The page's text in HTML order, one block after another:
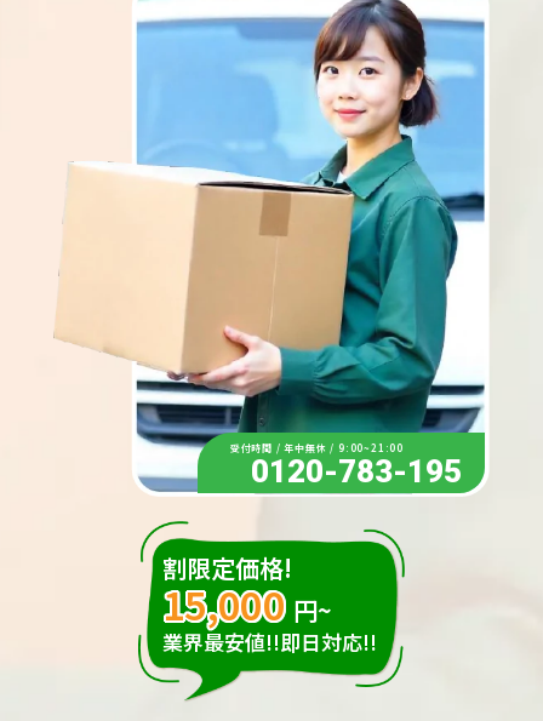
受付時間 / 年中無休 / 9:00~21:00
0120-783-195
割限定価格!
15,000 円~
業界最安値!!即日対応!!